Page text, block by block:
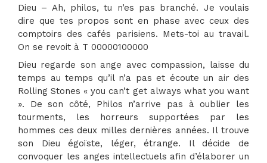
Dieu – Ah, philos, tu n’es pas branché. Je voulais
dire que tes propos sont en phase avec ceux des
comptoirs des cafés parisiens. Mets-toi au travail.
On se revoit à T 00000100000
Dieu regarde son ange avec compassion, laisse du
temps au temps qu’il n’a pas et écoute un air des
Rolling Stones « you can’t get always what you want
». De son côté, Philos n’arrive pas à oublier les
tourments, les horreurs supportées par les
hommes ces deux milles dernières années. Il trouve
son Dieu égoïste, léger, étrange. Il décide de
convoquer les anges intellectuels afin d’élaborer un